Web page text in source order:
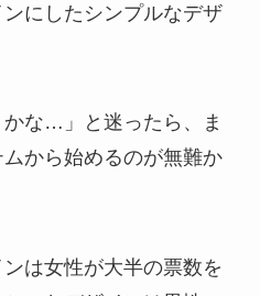
にしたシンプルなデザ
かな…」と迷ったら、ま
から始めるのが無難か
は女性が大半の票数を